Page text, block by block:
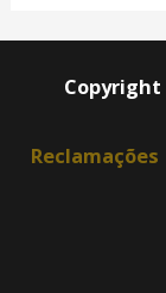
Copyright
Reclamações